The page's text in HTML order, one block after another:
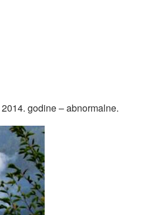
godine – abnormalne.